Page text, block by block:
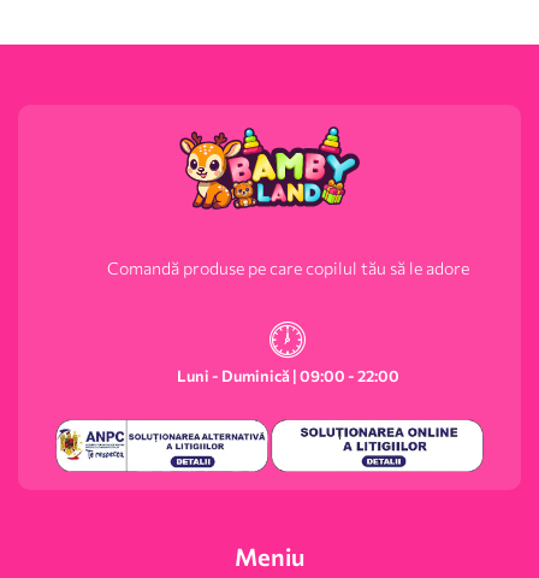
Comandă produse pe care copilul tău să le adore
Luni - Duminică | 09:00 - 22:00
Meniu